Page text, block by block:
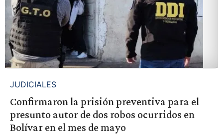
JUDICIALES
Confirmaron la prisión preventiva para el
presunto autor de dos robos ocurridos en
Bolívar en el mes de mayo